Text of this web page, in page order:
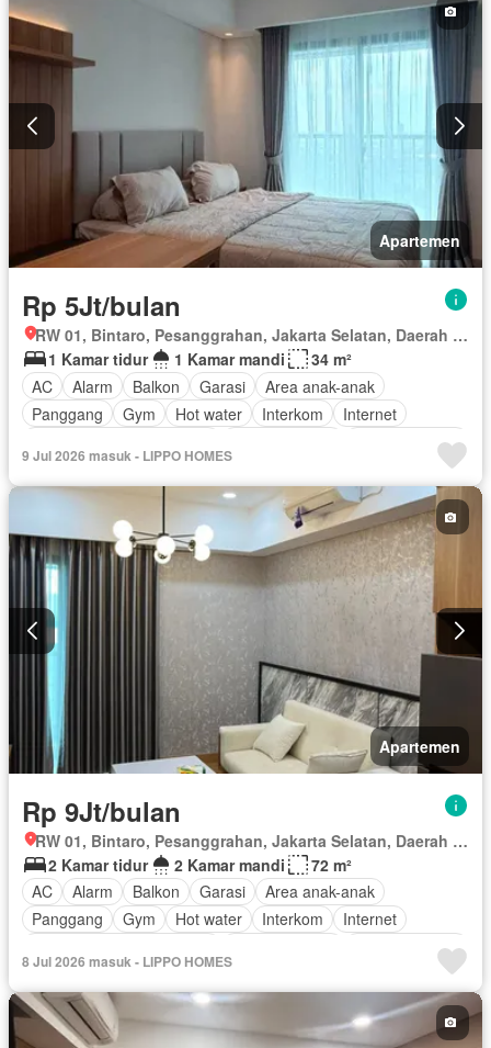
Apartemen
Rp 5Jt/bulan
RW 01, Bintaro, Pesanggrahan, Jakarta Selatan, Daerah Khusus Ibukota Jakarta
1 Kamar tidur
1 Kamar mandi
34 m²
AC
Alarm Balkon Garasi
Area anak-anak
Panggang
Gym Hot water Interkom
Internet
Secure parking
Keamanan
Kolam renang
Televisi
Berperabot lengkap
9 Jul 2026 masuk - LIPPO HOMES
Apartemen
Rp 9Jt/bulan
RW 01, Bintaro, Pesanggrahan, Jakarta Selatan, Daerah Khusus Ibukota Jakarta
2 Kamar tidur
2 Kamar mandi
72 m²
AC
Alarm Balkon Garasi
Area anak-anak
Panggang
Gym Hot water Interkom
Internet
Secure parking
Keamanan
Kolam renang
Televisi
Berperabot lengkap
8 Jul 2026 masuk - LIPPO HOMES